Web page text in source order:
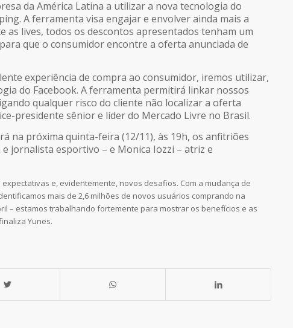
da América Latina a utilizar a nova tecnologia do
A ferramenta visa engajar e envolver ainda mais a
as lives, todos os descontos apresentados tenham um
que o consumidor encontre a oferta anunciada de
experiência de compra ao consumidor, iremos utilizar,
do Facebook. A ferramenta permitirá linkar nossos
qualquer risco do cliente não localizar a oferta
presidente sênior e líder do Mercado Livre no Brasil.
na próxima quinta-feira (12/11), às 19h, os anfitriões
jornalista esportivo – e Monica Iozzi – atriz e
e, evidentemente, novos desafios. Com a mudança de
mais de 2,6 milhões de novos usuários comprando na
– estamos trabalhando fortemente para mostrar os benefícios e as
Yunes.